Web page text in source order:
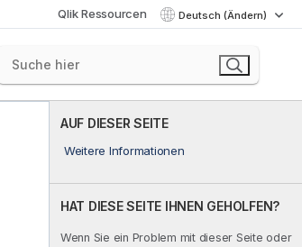
Qlik Ressourcen Deutsch (Ändern)
AUF DIESER SEITE
Weitere Informationen
HAT DIESE SEITE IHNEN GEHOLFEN?
Wenn Sie ein Problem mit dieser Seite oder